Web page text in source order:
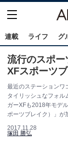
連載 ライフ グ
流行のスポー
XFスポーツ
最近のステーションワ
タイリッシュなフォル
ガーXFも2018年モデ
ポーツブレイク）」が
2017.11.28
塚田 勝弘